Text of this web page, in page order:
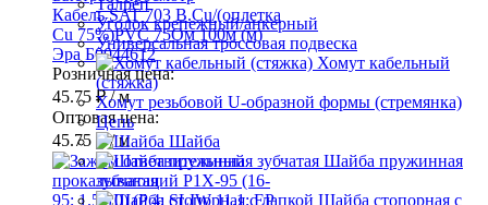
Талреп
Уголок крепежный/анкерный
Универсальная троссовая подвеска
Хомут кабельный
(стяжка)
Хомут резьбовой U-образной формы (стремянка)
Цепь
Шайба
Шайба пружинная
зубчатая
Шайба стопорная с
Кабель SAT 703 B.Cu/(оплетка
Cu 75%)PVC 75Ом 100м (м)
Эра Б0044612
Розничная цена:
45.75 ₽/ м
Оптовая цена:
45.75 ₽/ м